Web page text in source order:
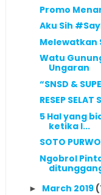
Promo
Aku Sih
Melewatkan
Watu
Ungaran
“SNSD &
RESEP SELAT
5 Hal yang
ketika l...
SOTO
Ngobrol
► March 2019